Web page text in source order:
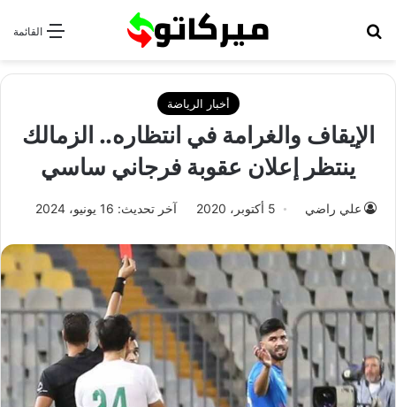
القائمة
أخبار الرياضة
الإيقاف والغرامة في انتظاره.. الزمالك
ينتظر إعلان عقوبة فرجاني ساسي
علي راضي 5 أكتوبر، 2020 آخر تحديث: 16 يونيو، 2024